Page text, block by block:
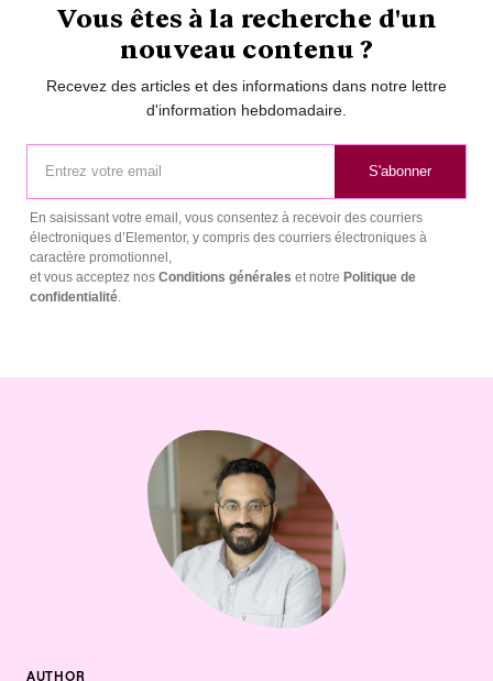
Vous êtes à la recherche d'un
nouveau contenu ?
Recevez des articles et des informations dans notre lettre
d'information hebdomadaire.
S'abonner
En saisissant votre email, vous consentez à recevoir des courriers
électroniques d’Elementor, y compris des courriers électroniques à
caractère promotionnel,
et vous acceptez nos Conditions générales et notre Politique de
confidentialité